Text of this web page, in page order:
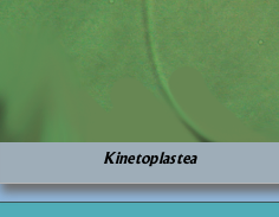
Kinetoplastea